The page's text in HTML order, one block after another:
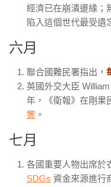
經濟已在崩潰邊緣；
陷入這個世代最受遺
六月
聯合國難民署指出，
英國外交大臣
年，《衛報》在剛果
響 。
七月
各國重要人物出席於
SDGs 資金來源進行